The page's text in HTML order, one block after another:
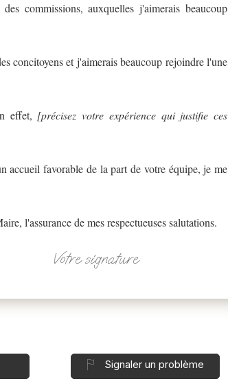
commissions, auxquelles j'aimerais beaucoup
concitoyens et j'aimerais beaucoup rejoindre l'une
effet, [précisez votre expérience qui justifie ces
accueil favorable de la part de votre équipe, je me
l'assurance de mes respectueuses salutations.
Votre signature
Signaler un problème